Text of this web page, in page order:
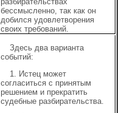
бессмысленно, так как он
добился удовлетворения
своих требований.
Здесь два варианта
событий:
1. Истец может
согласиться с принятым
решением и прекратить
судебные разбирательства.